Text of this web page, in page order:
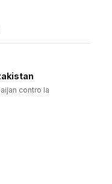
contro la